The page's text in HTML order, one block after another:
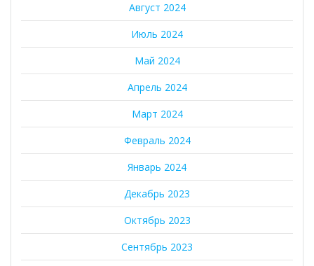
Август 2024
Июль 2024
Май 2024
Апрель 2024
Март 2024
Февраль 2024
Январь 2024
Декабрь 2023
Октябрь 2023
Сентябрь 2023